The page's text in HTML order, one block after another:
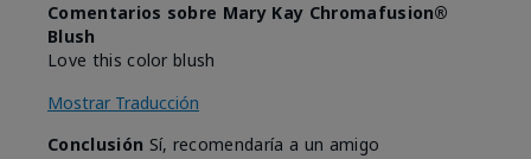
Comentarios sobre Mary Kay Chromafusion®
Blush
Love this color blush
Mostrar Traducción
Conclusión Sí, recomendaría a un amigo